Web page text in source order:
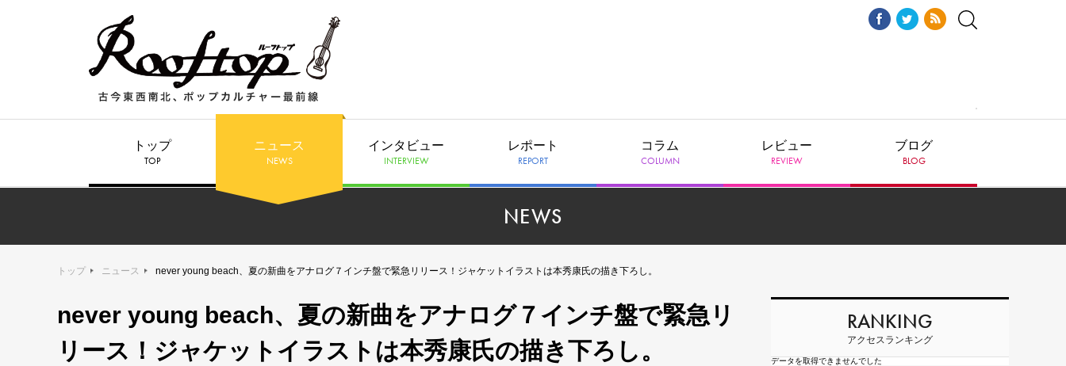
トップ
TOP
ニュース
NEWS
インタビュー
INTERVIEW
レポート
REPORT
コラム
COLUMN
レビュー
REVIEW
ブログ
BLOG
NEWS
トップ ニュース never young beach、夏の新曲をアナログ７インチ盤で緊急リリース！ジャケットイラストは本秀康氏の描き下ろし。
never young beach、夏の新曲をアナログ７インチ盤で緊急リ
リース！ジャケットイラストは本秀康氏の描き下ろし。
RANKING
アクセスランキング
データを取得できませんでした